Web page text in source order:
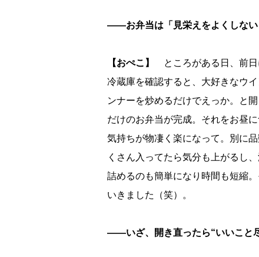
――お弁当は「見栄えをよくしない
【おぺこ】
ところがある日、前日
冷蔵庫を確認すると、大好きなウ
ンナーを炒めるだけでえっか。と
だけのお弁当が完成。それをお昼
気持ちが物凄く楽になって。別に
くさん入ってたら気分も上がるし
詰めるのも簡単になり時間も短縮
いきました（笑）。
――いざ、開き直ったら“いいこと